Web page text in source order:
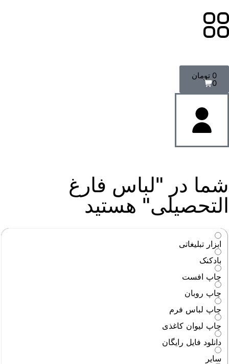
0 تومان
0
شما در "لباس فارغ
التحصیلی" هستید
ابزار تبلیغاتی
بادکنک
چاپ افست
چاپ روبان
چاپ لباس فرم
چاپ لیوان کاغذی
دانلود فایل رایگان
سایر